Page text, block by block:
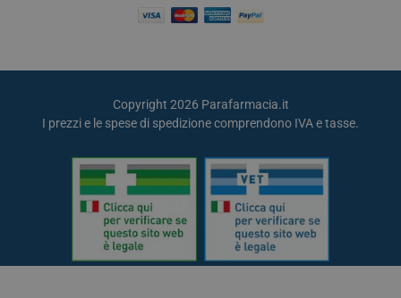
Copyright 2026 Parafarmacia.it
I prezzi e le spese di spedizione comprendono IVA e tasse.